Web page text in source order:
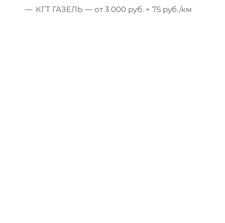
КГТ ГАЗЕЛЬ — от 3 000 руб. + 75 руб./км